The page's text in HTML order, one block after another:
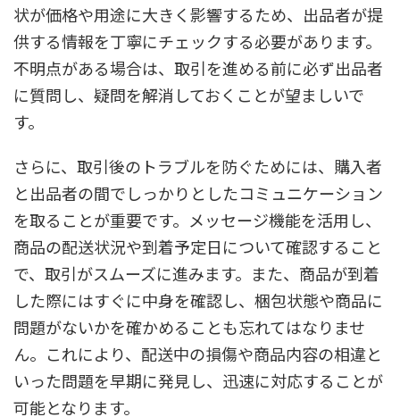
状が価格や用途に大きく影響するため、出品者が提
供する情報を丁寧にチェックする必要があります。
不明点がある場合は、取引を進める前に必ず出品者
に質問し、疑問を解消しておくことが望ましいで
す。
さらに、取引後のトラブルを防ぐためには、購入者
と出品者の間でしっかりとしたコミュニケーション
を取ることが重要です。メッセージ機能を活用し、
商品の配送状況や到着予定日について確認すること
で、取引がスムーズに進みます。また、商品が到着
した際にはすぐに中身を確認し、梱包状態や商品に
問題がないかを確かめることも忘れてはなりませ
ん。これにより、配送中の損傷や商品内容の相違と
いった問題を早期に発見し、迅速に対応することが
可能となります。